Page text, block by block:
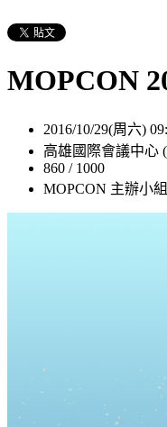
MOPCON
2016/10/29(周六)
高雄國際會議中心
860 / 1000
MOPCON 主辦小組